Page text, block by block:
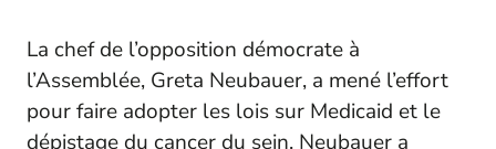
La chef de l’opposition démocrate à
l’Assemblée, Greta Neubauer, a mené l’effort
pour faire adopter les lois sur Medicaid et le
dépistage du cancer du sein. Neubauer a